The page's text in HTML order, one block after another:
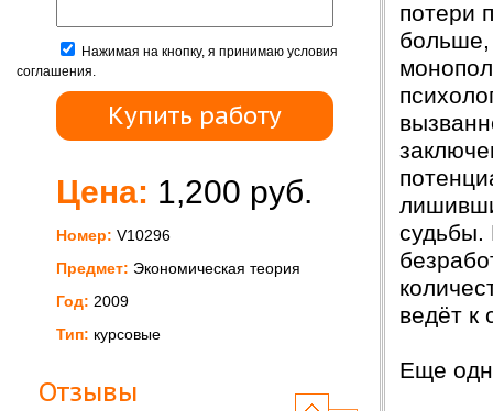
Нажимая на кнопку, я принимаю условия
соглашения.
Цена: 1,200 руб.
Номер: V10296
Предмет: Экономическая теория
Год: 2009
Тип: курсовые
Отзывы
потери
больше,
судьбы.
ведёт к
Еще